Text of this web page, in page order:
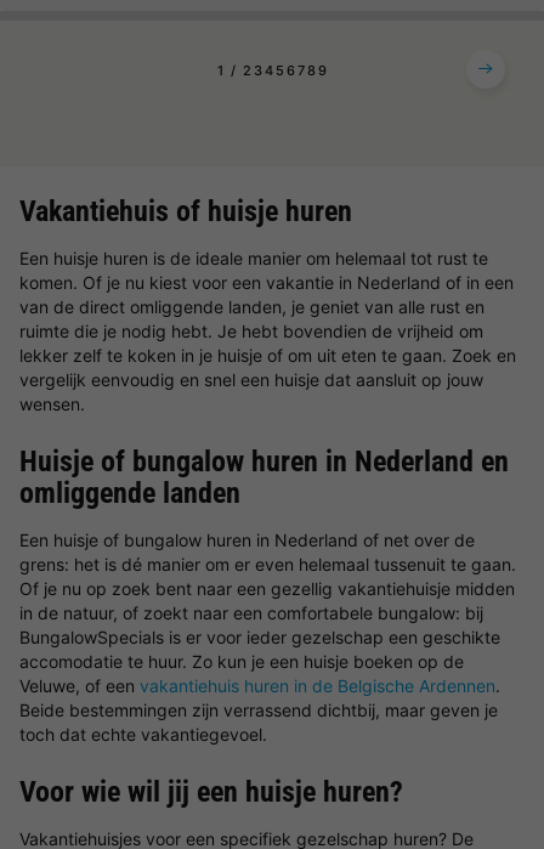
1 2 3 4 5 67 8 9
Vakantiehuis of huisje huren
Een huisje huren is de ideale manier om helemaal tot rust te
komen. Of je nu kiest voor een vakantie in Nederland of in een
van de direct omliggende landen, je geniet van alle rust en
ruimte die je nodig hebt. Je hebt bovendien de vrijheid om
lekker zelf te koken in je huisje of om uit eten te gaan. Zoek en
vergelijk eenvoudig en snel een huisje dat aansluit op jouw
wensen.
Huisje of bungalow huren in Nederland en
omliggende landen
Een huisje of bungalow huren in Nederland of net over de
grens: het is dé manier om er even helemaal tussenuit te gaan.
Of je nu op zoek bent naar een gezellig vakantiehuisje midden
in de natuur, of zoekt naar een comfortabele bungalow: bij
BungalowSpecials is er voor ieder gezelschap een geschikte
accomodatie te huur. Zo kun je een huisje boeken op de
Veluwe, of een vakantiehuis huren in de Belgische Ardennen.
Beide bestemmingen zijn verrassend dichtbij, maar geven je
toch dat echte vakantiegevoel.
Voor wie wil jij een huisje huren?
Vakantiehuisjes voor een specifiek gezelschap huren? De